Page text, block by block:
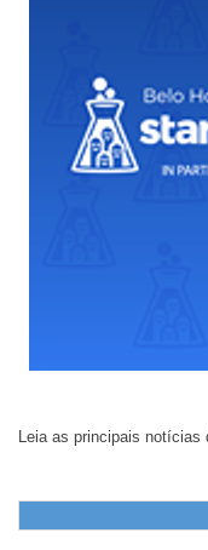
Leia as principais notícias